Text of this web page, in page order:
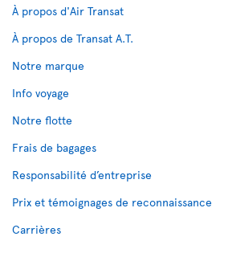
À propos d'Air Transat
À propos de Transat A.T.
Notre marque
Info voyage
Notre flotte
Frais de bagages
Responsabilité d’entreprise
Prix et témoignages de reconnaissance
Carrières